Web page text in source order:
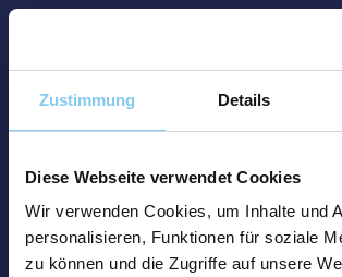
Zustimmung Details
Diese Webseite verwendet Cookies
Wir verwenden Cookies, um Inhalte und
personalisieren, Funktionen für soziale
zu können und die Zugriffe auf unsere